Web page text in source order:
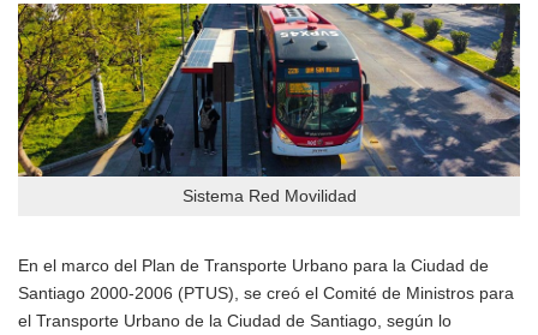
Sistema Red Movilidad
En el marco del Plan de Transporte Urbano para la Ciudad de
Santiago 2000-2006 (PTUS), se creó el Comité de Ministros para
el Transporte Urbano de la Ciudad de Santiago, según lo